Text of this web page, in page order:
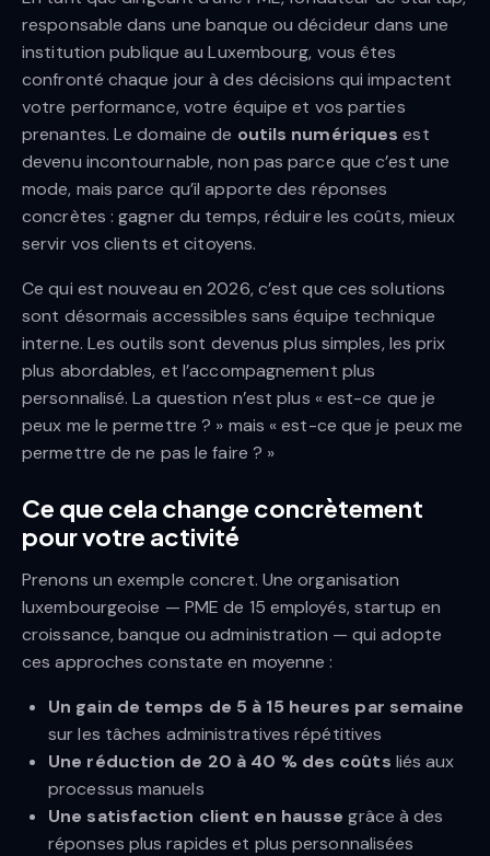
responsable dans une banque ou décideur dans une
institution publique au Luxembourg, vous êtes
confronté chaque jour à des décisions qui impactent
votre performance, votre équipe et vos parties
prenantes. Le domaine de outils numériques est
devenu incontournable, non pas parce que c’est une
mode, mais parce qu’il apporte des réponses
concrètes : gagner du temps, réduire les coûts, mieux
servir vos clients et citoyens.
Ce qui est nouveau en 2026, c’est que ces solutions
sont désormais accessibles sans équipe technique
interne. Les outils sont devenus plus simples, les prix
plus abordables, et l’accompagnement plus
personnalisé. La question n’est plus « est-ce que je
peux me le permettre ? » mais « est-ce que je peux me
permettre de ne pas le faire ? »
Ce que cela change concrètement
pour votre activité
Prenons un exemple concret. Une organisation
luxembourgeoise — PME de 15 employés, startup en
croissance, banque ou administration — qui adopte
ces approches constate en moyenne :
Un gain de temps de 5 à 15 heures par semaine
sur les tâches administratives répétitives
Une réduction de 20 à 40 % des coûts liés aux
processus manuels
Une satisfaction client en hausse grâce à des
réponses plus rapides et plus personnalisées